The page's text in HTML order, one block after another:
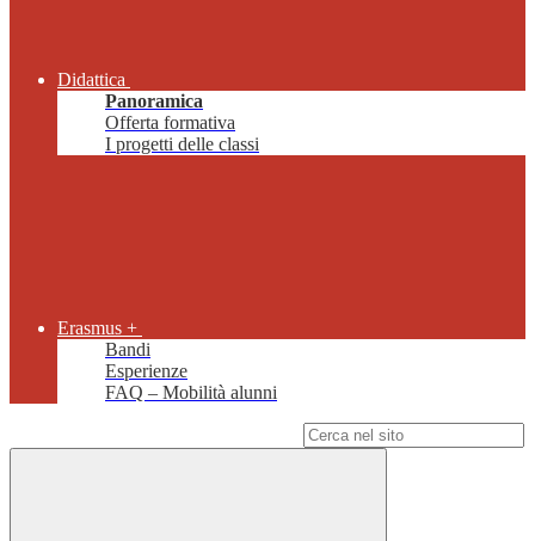
Didattica
Panoramica
Offerta formativa
I progetti delle classi
Erasmus +
Bandi
Esperienze
FAQ – Mobilità alunni